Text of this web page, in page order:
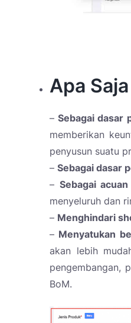
Apa
–Sebagai dasar
memberikan
penyusun suatu
– Sebagai dasar
– Sebagai
menyeluruh dan
– Menghindari
– Menyatukan
akan lebih
pengembangan,
BoM.